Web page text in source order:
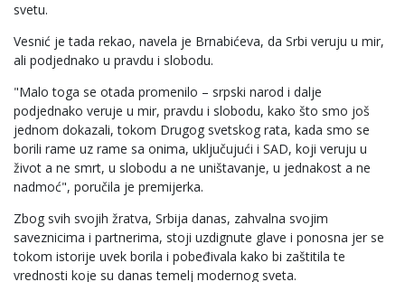
svetu.
Vesnić je tada rekao, navela je Brnabićeva, da Srbi veruju u mir,
ali podjednako u pravdu i slobodu.
"Malo toga se otada promenilo – srpski narod i dalje
podjednako veruje u mir, pravdu i slobodu, kako što smo još
jednom dokazali, tokom Drugog svetskog rata, kada smo se
borili rame uz rame sa onima, uključujući i SAD, koji veruju u
život a ne smrt, u slobodu a ne uništavanje, u jednakost a ne
nadmoć", poručila je premijerka.
Zbog svih svojih žratva, Srbija danas, zahvalna svojim
saveznicima i partnerima, stoji uzdignute glave i ponosna jer se
tokom istorije uvek borila i pobeđivala kako bi zaštitila te
vrednosti koje su danas temelj modernog sveta.